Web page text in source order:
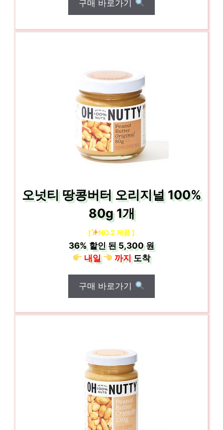
구매 바로가기
오넛티 땅콩버터 오리지널 100%
80g 1개
[ NO.2 제품 ]
36% 할인 된5,300 원
내일
까지도착
구매 바로가기